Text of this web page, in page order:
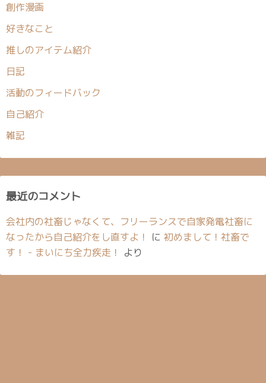
創作漫画
好きなこと
推しのアイテム紹介
日記
活動のフィードバック
自己紹介
雑記
最近のコメント
会社内の社畜じゃなくて、フリーランスで自家発電社畜に
なったから自己紹介をし直すよ！
に 初めまして！社畜で
す！ - まいにち全力疾走！
より